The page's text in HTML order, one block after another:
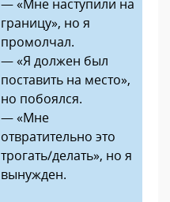
— «Мне наступили на
границу», но я
промолчал.
— «Я должен был
поставить на место»,
но побоялся.
— «Мне
отвратительно это
трогать/делать», но я
вынужден.